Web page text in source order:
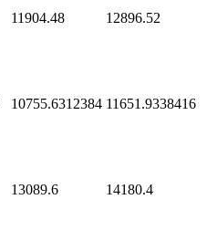
11904.48 12896.52
10755.6312384 11651.9338416
13089.6 14180.4